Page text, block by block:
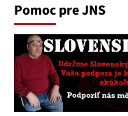
Pomoc pre JNS